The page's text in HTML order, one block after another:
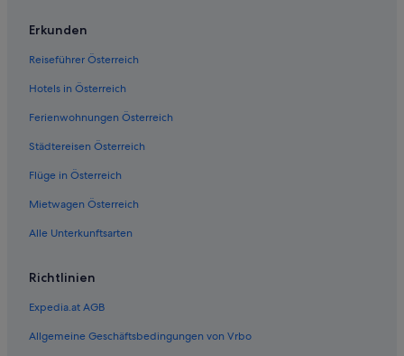
Erkunden
Reiseführer Österreich
Hotels in Österreich
Ferienwohnungen Österreich
Städtereisen Österreich
Flüge in Österreich
Mietwagen Österreich
Alle Unterkunftsarten
Richtlinien
Expedia.at AGB
Allgemeine Geschäftsbedingungen von Vrbo